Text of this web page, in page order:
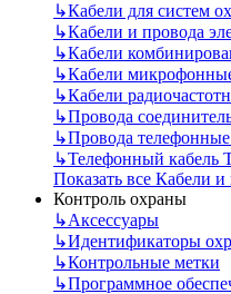
↳Кабели для систем
↳Кабели и провода
↳Кабели
↳Кабели
↳Кабели
↳Провода
↳Провода
↳Телефонный кабель
Показать все Кабели и
Контроль охраны
↳Аксессуары
↳Идентификаторы
↳Контрольные метки
↳Программное